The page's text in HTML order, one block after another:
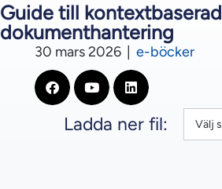
Guide till kontextbaserad
dokumenthantering
30 mars 2026 e-böcker
Ladda ner fil: